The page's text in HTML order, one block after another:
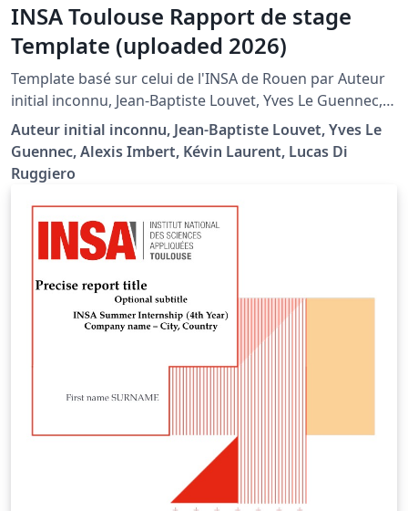
INSA Toulouse Rapport de stage
Template (uploaded 2026)
Template basé sur celui de l'INSA de Rouen par Auteur
initial inconnu, Jean-Baptiste Louvet, Yves Le Guennec,
Alexis Imbert, Kévin Laurent. Modifié par Lucas DI
RUGGIERO afin de respecter les consignes de rédaction
du département de Génie Mécanique de l'INSA
Toulouse (v. https://moodle.insa-
toulouse.fr/course/view.php?id=1222 ou document
présent dans le projet) Template respectant la charte
graphique de 2023.
Auteur initial inconnu, Jean-Baptiste Louvet, Yves Le
Guennec, Alexis Imbert, Kévin Laurent, Lucas Di
Ruggiero